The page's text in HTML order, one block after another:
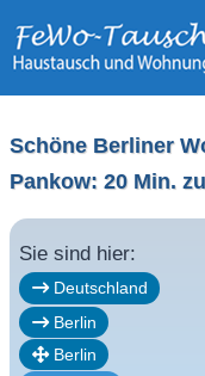
Inhalt
Schöne Berliner
Pankow: 20 Min.
Sie sind hier:
Deutschland
Berlin
Berlin